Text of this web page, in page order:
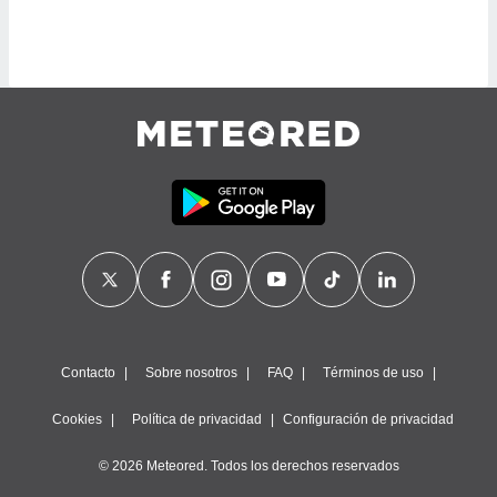
o acceder
Contacto Sobre nosotros FAQ Términos de uso
Cookies Política de privacidad Configuración de privacidad
© 2026 Meteored. Todos los derechos reservados